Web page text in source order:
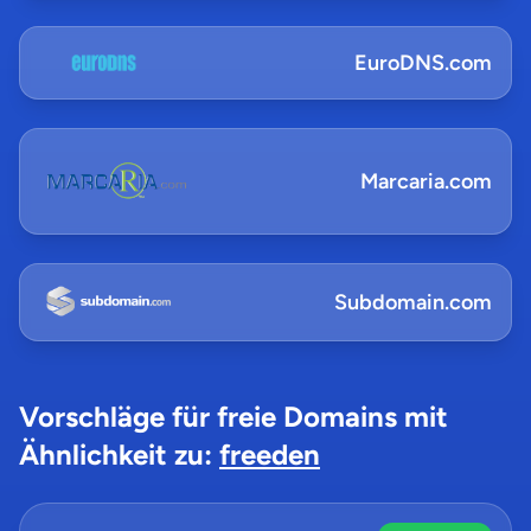
EuroDNS.com
Marcaria.com
Subdomain.com
Vorschläge für freie Domains mit
Ähnlichkeit zu: freeden